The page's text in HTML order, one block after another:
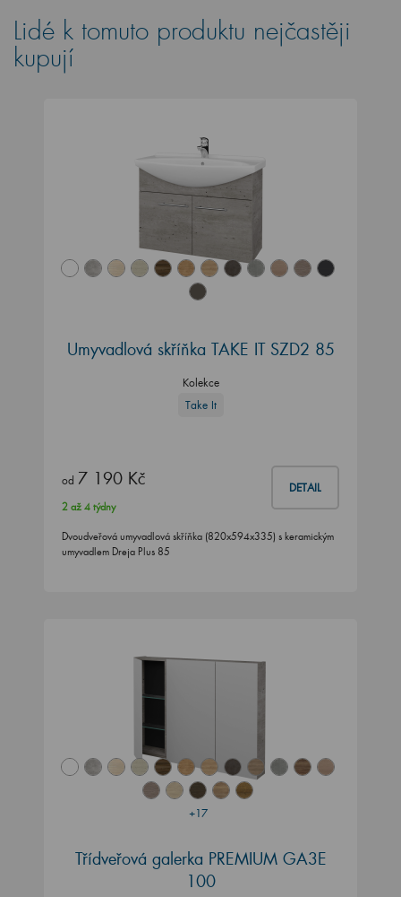
Lidé k tomuto produktu nejčastěji
kupují
Umyvadlová skříňka TAKE IT SZD2 85
Kolekce
Take It
od 7 190 Kč DETAIL
2 až 4 týdny
Dvoudveřová umyvadlová skříňka (820x594x335) s keramickým
umyvadlem Dreja Plus 85
+17
Třídveřová galerka PREMIUM GA3E
100